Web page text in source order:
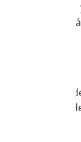
Y la
calidad
trabajo